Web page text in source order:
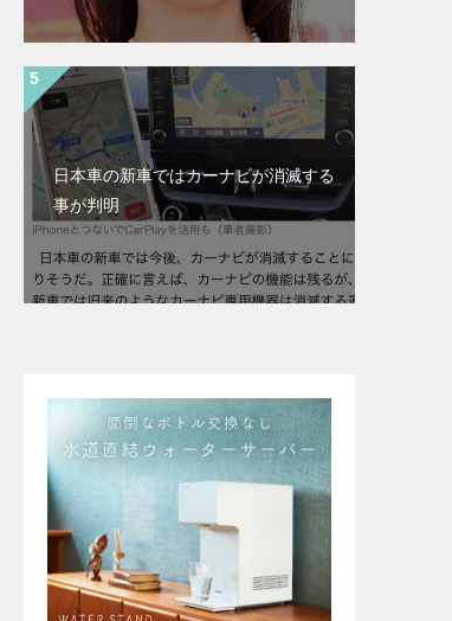
【試合結果】
2022年6月29
日(水)◆vs ヤ
クルト 11回戦
(マツダスタジ
アム)
掲載サイト「ず
っとこいぐみ」
【J1】神戸
「難しい時期
感謝」鳥栖
MF飯野七聖を
完全移籍で獲
得したことを
発表
新潟の
下部組織出身
闘います」
掲載サイト「J２
サッカー通信」
日本車の新車ではカーナビが消滅する
事が判明